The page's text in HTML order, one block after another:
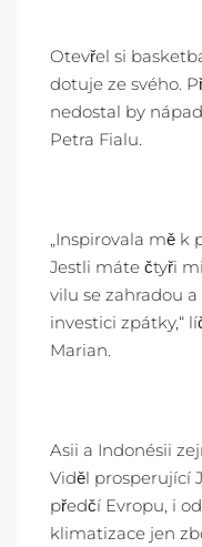
Otevřel si
dotuje ze svého.
nedostal by
Petra Fialu.
„Inspirovala mě k
Jestli máte čtyři
vilu se zahradou
investici zpátky,“
Marian.
Asii a Indonésii
Viděl prosperující
předčí Evropu, i
klimatizace jen